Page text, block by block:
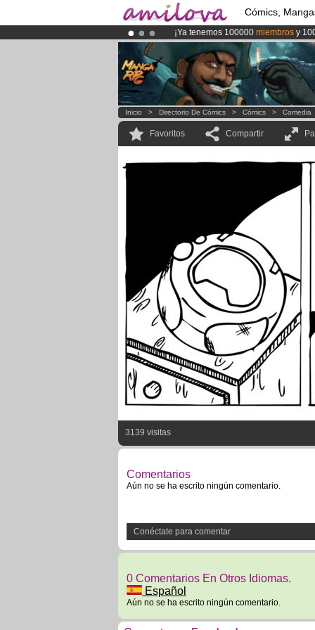
Cómics,
¡Ya tenemos 100000 miembros y
¡Conviertete en Premium por3.95
El Kickstarter Amilova está
Inicio > Directorio De Cómics > Cómics > Comedia
Favoritos Compartir
3139 visitas
Comentarios
Aún no se ha escrito ningún comentario.
Conéctate para comentar
0 Comentarios En Otros Idiomas.
Español
Aún no se ha escrito ningún comentario.